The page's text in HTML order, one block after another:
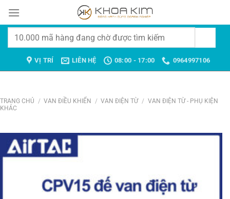
đến
Tìm
VỊ TRÍ LIÊN HỆ 08:00 - 17:00 0964997106
TRANG CHỦ / VAN ĐIỀU KHIỂN / VAN ĐIỆN TỪ / VAN ĐIỆN TỪ - PHỤ KIỆN
KHÁC